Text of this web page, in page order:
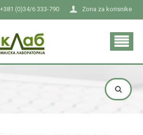
Zona za korisnike
+381 (0)34/6 333-790